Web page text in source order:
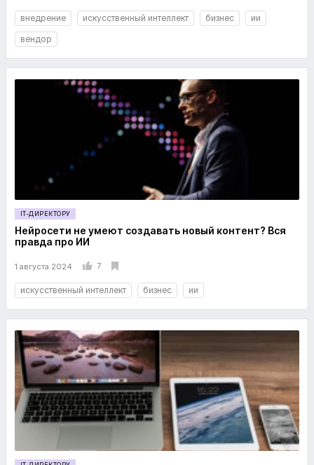
внедрение искусственный интеллект бизнес
ии
вендор
IT-ДИРЕКТОРУ
Нейросети не умеют создавать новый контент? Вся
правда про ИИ
1 августа 2024 7
искусственный интеллект бизнес ии